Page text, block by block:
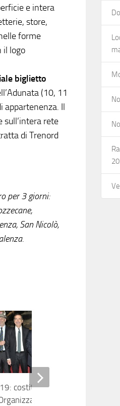
e intera
store,
forme
il logo
biglietto
(10, 11
appartenenza. Il
sull’intera rete
di Trenord
per 3 giorni:
San Nicolò,
costituito il
della 92ª